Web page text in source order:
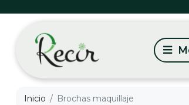
Inicio Brochas maquillaje